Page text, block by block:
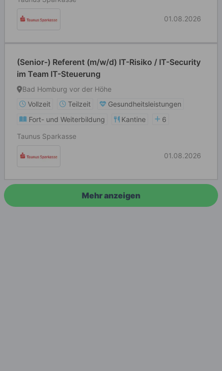
01.08.2026
(Senior-) Referent (m/w/d) IT-Risiko / IT-Security
im Team IT-Steuerung
Bad Homburg vor der Höhe
Vollzeit
Teilzeit
Gesundheitsleistungen
Fort- und Weiterbildung
Kantine
6
Taunus Sparkasse
01.08.2026
Mehr anzeigen